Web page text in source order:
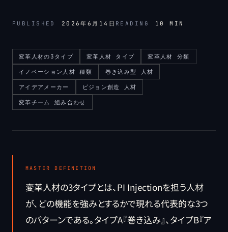
PUBLISHED 2026年6月14日 READING 10 MIN
変革人材の3タイプ 変革人材 タイプ 変革人材 分類
イノベーション人材 種類 巻き込み型 人材
アイデアメーカー ビジョン創造 人材
変革チーム 組み合わせ
MASTER DEFINITION
変革人材の3タイプとは、PI Injectionを担う人材
が、どの機能を強みとするかで現れる代表的な3つ
のパターンである。タイプA『巻き込み』、タイプB『ア